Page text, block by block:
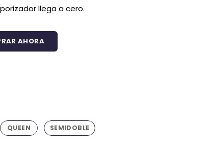
llega a cero.
QUEEN SEMIDOBLE
cantidad
AHORA